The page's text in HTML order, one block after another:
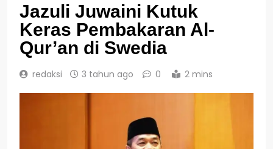
Jazuli Juwaini Kutuk
Keras Pembakaran Al-
Qur’an di Swedia
redaksi 3 tahun ago 0 2 mins